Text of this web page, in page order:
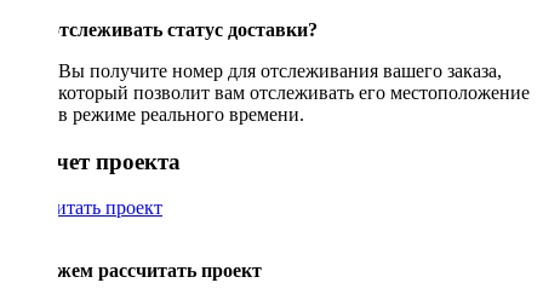
Как отслеживать статус доставки?
Вы получите номер для отслеживания вашего заказа,
который позволит вам отслеживать его местоположение
в режиме реального времени.
Рассчет проекта
Рассчитать проект
Поможем рассчитать проект